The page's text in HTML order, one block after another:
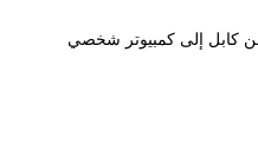
كابل إلى كمبيوتر شخصي